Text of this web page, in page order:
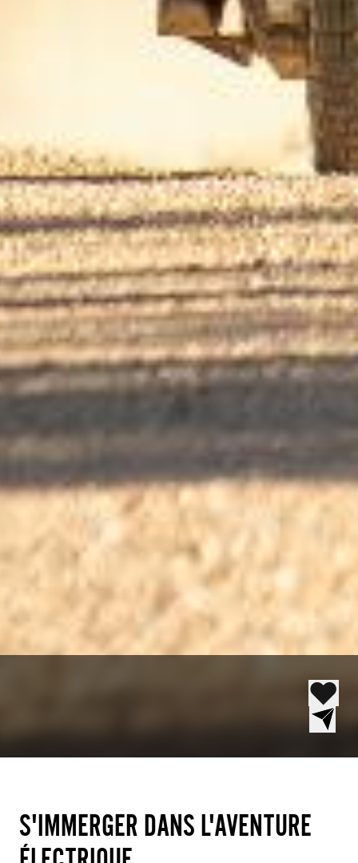
S'IMMERGER DANS L'AVENTURE